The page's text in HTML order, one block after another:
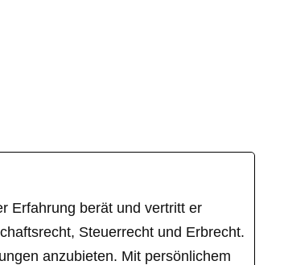
Erfahrung berät und vertritt er
Steuerrecht und Erbrecht.
anzubieten. Mit persönlichem